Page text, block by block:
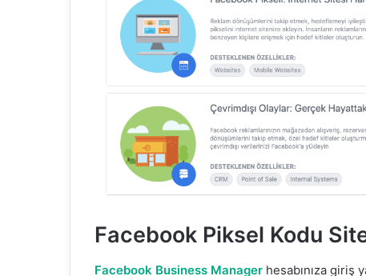
Facebook Piksel Kodu
Facebook Business Manager hesabınıza giriş